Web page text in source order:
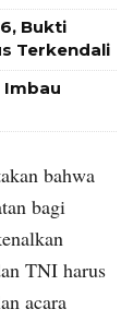
Bukti
Terkendali
Imbau
bahwa
bagi
TNI harus
acara